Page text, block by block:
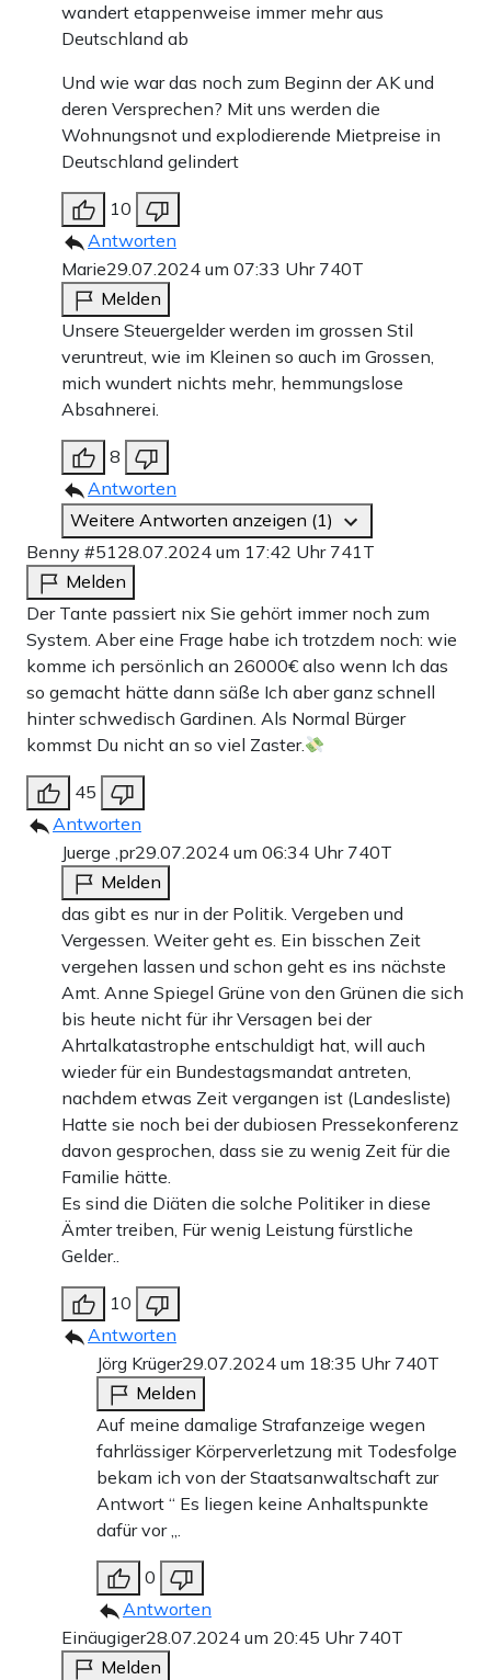
wandert etappenweise immer mehr aus
Deutschland ab
Und wie war das noch zum Beginn der AK und
deren Versprechen? Mit uns werden die
Wohnungsnot und explodierende Mietpreise in
Deutschland gelindert
10
Antworten
Marie29.07.2024 um 07:33 Uhr 740T
Melden
Unsere Steuergelder werden im grossen Stil
veruntreut, wie im Kleinen so auch im Grossen,
mich wundert nichts mehr, hemmungslose
Absahnerei.
8
Antworten
Weitere Antworten anzeigen (1)
Benny #5128.07.2024 um 17:42 Uhr 741T
Melden
Der Tante passiert nix Sie gehört immer noch zum
System. Aber eine Frage habe ich trotzdem noch: wie
komme ich persönlich an 26000€ also wenn Ich das
so gemacht hätte dann säße Ich aber ganz schnell
hinter schwedisch Gardinen. Als Normal Bürger
kommst Du nicht an so viel Zaster.
45
Antworten
Juerge ,pr29.07.2024 um 06:34 Uhr 740T
Melden
das gibt es nur in der Politik. Vergeben und
Vergessen. Weiter geht es. Ein bisschen Zeit
vergehen lassen und schon geht es ins nächste
Amt. Anne Spiegel Grüne von den Grünen die sich
bis heute nicht für ihr Versagen bei der
Ahrtalkatastrophe entschuldigt hat, will auch
wieder für ein Bundestagsmandat antreten,
nachdem etwas Zeit vergangen ist (Landesliste)
Hatte sie noch bei der dubiosen Pressekonferenz
davon gesprochen, dass sie zu wenig Zeit für die
Familie hätte.
Es sind die Diäten die solche Politiker in diese
Ämter treiben, Für wenig Leistung fürstliche
Gelder..
10
Antworten
Jörg Krüger29.07.2024 um 18:35 Uhr 740T
Melden
Auf meine damalige Strafanzeige wegen
fahrlässiger Körperverletzung mit Todesfolge
bekam ich von der Staatsanwaltschaft zur
Antwort “ Es liegen keine Anhaltspunkte
dafür vor „.
0
Antworten
Einäugiger28.07.2024 um 20:45 Uhr 740T
Melden